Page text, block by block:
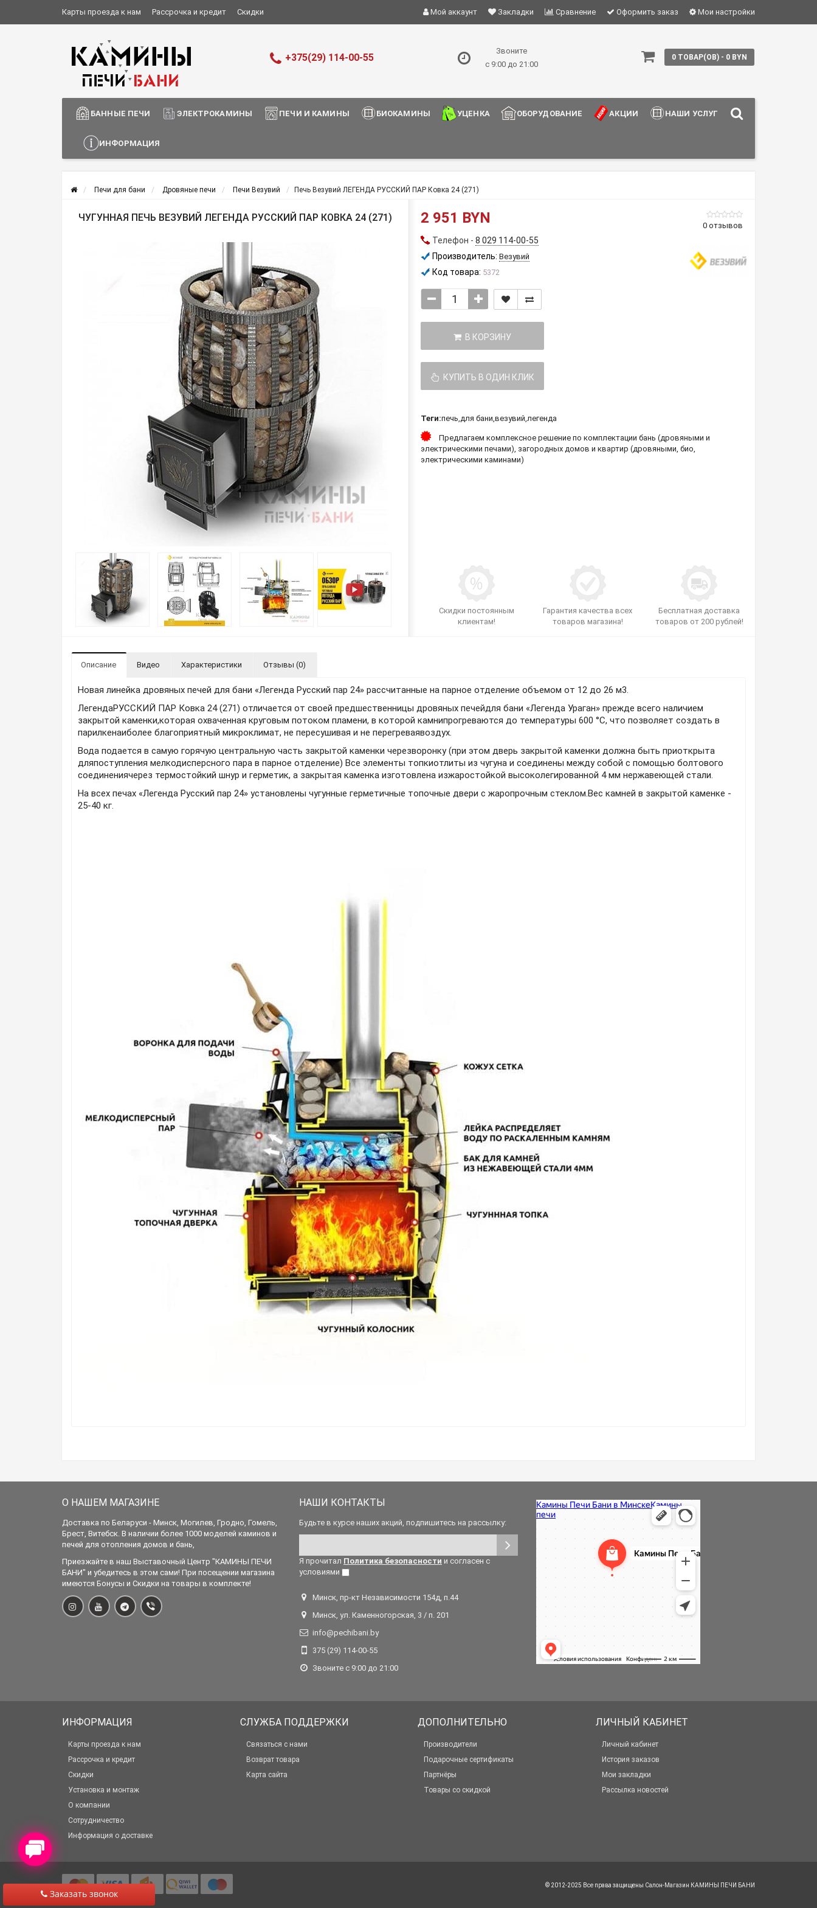
Заказать звонок
Карты проезда к нам Рассрочка и кредит Скидки
Информация о доставке
Мой аккаунт Закладки Сравнение Оформить заказ Мои настройки
+375(29) 114-00-55
Звоните
с 9:00 до 21:00
0 ТОВАР(ОВ) - 0 BYN
БАННЫЕ ПЕЧИ ЭЛЕКТРОКАМИНЫ ПЕЧИ И КАМИНЫ БИОКАМИНЫ УЦЕНКА ОБОРУДОВАНИЕ АКЦИИ НАШИ УСЛУГИ
ИНФОРМАЦИЯ
Печи для бани Дровяные печи Печи Везувий Печь Везувий ЛЕГЕНДА РУССКИЙ ПАР Ковка 24 (271)
ЧУГУННАЯ ПЕЧЬ ВЕЗУВИЙ ЛЕГЕНДА РУССКИЙ ПАР КОВКА 24 (271)
0 отзывов
2 951 BYN
Телефон - 8 029 114-00-55
Производитель: Везувий
Код товара: 5372
В КОРЗИНУ
КУПИТЬ В ОДИН КЛИК
Теги:печь,для бани,везувий,легенда
Скидки постоянным
клиентам!
Гарантия качества всех
товаров магазина!
Бесплатная доставка
товаров от 200 рублей!
Предлагаем комплексное решение по комплектации бань (дровяными и
электрическими печами), загородных домов и квартир (дровяными, био,
электрическими каминами)
Описание Видео Характеристики Отзывы (0)
Новая линейка дровяных печей для бани «Легенда Русский пар 24» рассчитанные на парное отделение объемом от 12 до 26 м3.
ЛегендаРУССКИЙ ПАР Ковка 24 (271) отличается от своей предшественницы дровяных печейдля бани «Легенда Ураган» прежде всего наличием
закрытой каменки,которая охваченная круговым потоком пламени, в которой камнипрогреваются до температуры 600 °С, что позволяет создать в
парилкенаиболее благоприятный микроклимат, не пересушивая и не перегреваявоздух.
Вода подается в самую горячую центральную часть закрытой каменки черезворонку (при этом дверь закрытой каменки должна быть приоткрыта
дляпоступления мелкодисперсного пара в парное отделение) Все элементы топкиотлиты из чугуна и соединены между собой с помощью болтового
соединениячерез термостойкий шнур и герметик, а закрытая каменка изготовлена изжаростойкой высоколегированной 4 мм нержавеющей стали.
На всех печах «Легенда Русский пар 24» установлены чугунные герметичные топочные двери с жаропрочным стеклом.Вес камней в закрытой каменке -
25-40 кг.
О НАШЕМ МАГАЗИНЕ
Доставка по Беларуси - Минск, Могилев, Гродно, Гомель,
Брест, Витебск. В наличии более 1000 моделей каминов и
печей для отопления домов и бань,
Приезжайте в наш Выставочный Центр "КАМИНЫ ПЕЧИ
БАНИ" и убедитесь в этом сами! При посещении магазина
имеются Бонусы и Скидки на товары в комплекте!
НАШИ КОНТАКТЫ
Будьте в курсе наших акций, подпишитесь на рассылку:
Я прочитал Политика безопасности и согласен с
условиями
Минск, пр-кт Независимости 154д, п.44
Минск, ул. Каменногорская, 3 / п. 201
info@pechibani.by
375 (29) 114-00-55
Звоните с 9:00 до 21:00
ИНФОРМАЦИЯ
Карты проезда к нам
Рассрочка и кредит
Скидки
Установка и монтаж
О компании
Сотрудничество
Информация о доставке
СЛУЖБА ПОДДЕРЖКИ
Связаться с нами
Возврат товара
Карта сайта
ДОПОЛНИТЕЛЬНО
Производители
Подарочные сертификаты
Партнёры
Товары со скидкой
ЛИЧНЫЙ КАБИНЕТ
Личный кабинет
История заказов
Мои закладки
Рассылка новостей
© 2012-2025 Все права защищены Салон-Магазин КАМИНЫ ПЕЧИ БАНИ